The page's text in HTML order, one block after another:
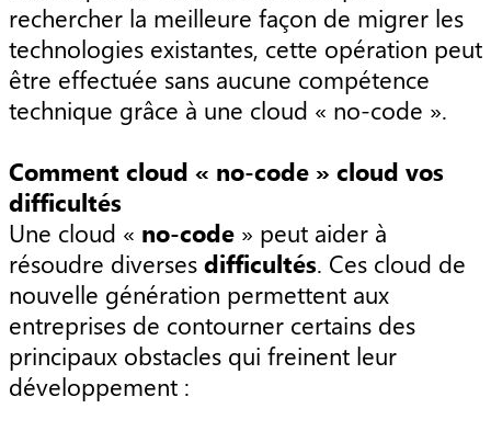
rechercher la meilleure façon de migrer les
technologies existantes, cette opération peut
être effectuée sans aucune compétence
technique grâce à une cloud « no-code ».
Comment cloud « no-code » cloud vos
difficultés
Une cloud « no-code » peut aider à
résoudre diverses difficultés. Ces cloud de
nouvelle génération permettent aux
entreprises de contourner certains des
principaux obstacles qui freinent leur
développement :